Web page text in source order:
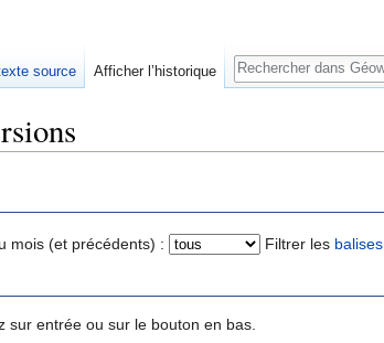
mois (et précédents) : Filtrer les balises
entrée ou sur le bouton en bas.
source Afficher l’historique
Rechercher